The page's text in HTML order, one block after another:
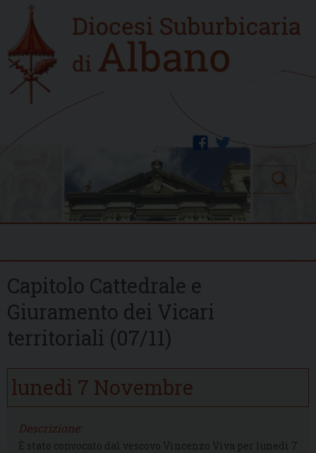
content
Home
new
twitter
facebook
Search
Capitolo Cattedrale e
Giuramento dei Vicari
territoriali (07/11)
lunedì 7 Novembre
Descrizione:
È stato convocato dal vescovo Vincenzo Viva per lunedì 7